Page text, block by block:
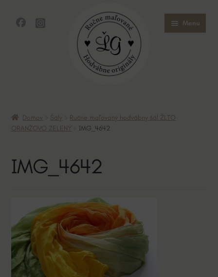
Menu
Obchod
O hodvábe
Domov Šály
Ručne maľovaný hodvábny šál ŽLTO
ORANŽOVO ZELENÝ
IMG_4642
IMG_4642